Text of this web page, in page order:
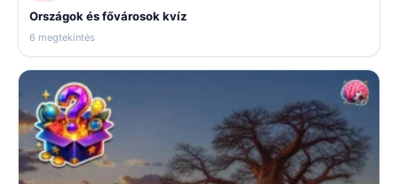
Országok és fővárosok kvíz
6 megtekintés